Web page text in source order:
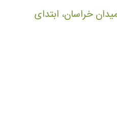
خراسان، ابتدای